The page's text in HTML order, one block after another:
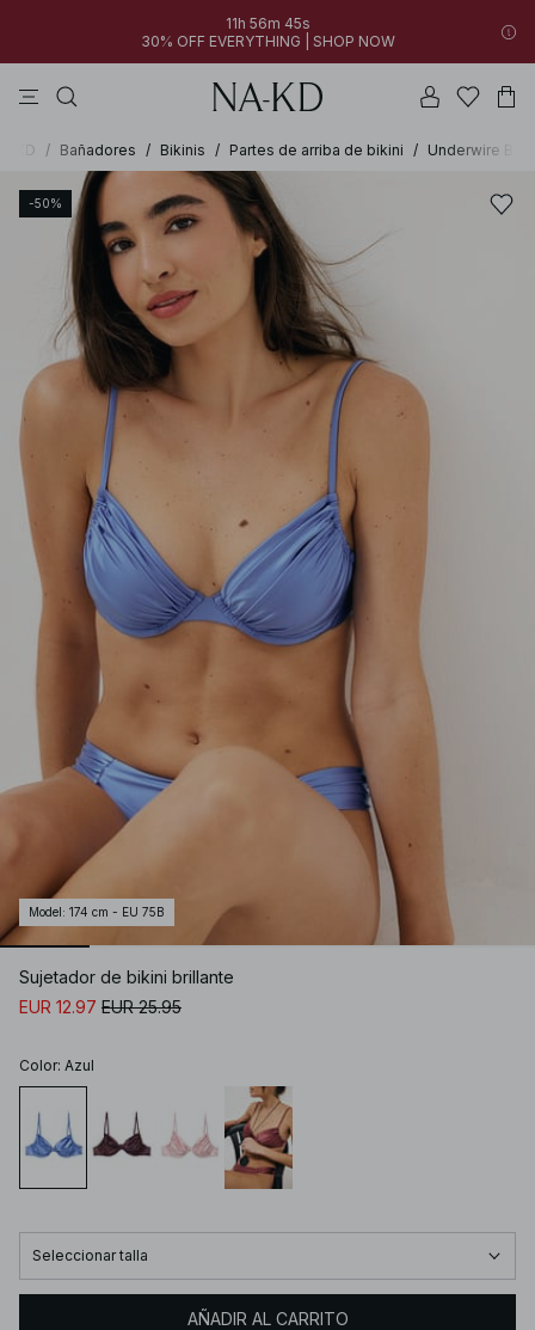
11h 56m 45s
30% OFF EVERYTHING | SHOP NOW
KD / Bañadores / Bikinis / Partes de arriba de bikini / Underwire
-50%
Model : 174 cm - EU 75B
Sujetador de bikini brillante
EUR 12.97 EUR 25.95
Color: Azul
Seleccionar talla
AÑADIR AL CARRITO